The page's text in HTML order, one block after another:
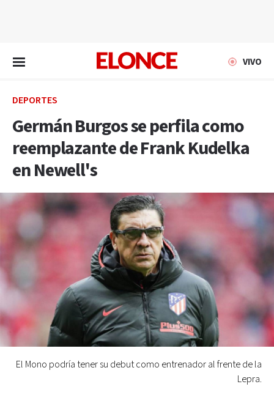
VIVO
DEPORTES
Germán Burgos se perfila como
reemplazante de Frank Kudelka
en Newell's
El Mono podría tener su debut como entrenador al frente de la
Lepra.